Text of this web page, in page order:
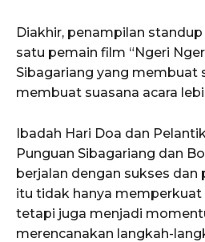
Diakhir, penampilan
satu pemain film “Ngeri
Sibagariang yang membuat
membuat suasana acara
Ibadah Hari Doa dan
Punguan Sibagariang dan
berjalan dengan sukses dan
itu tidak hanya memperkuat
tetapi juga menjadi
merencanakan langkah-